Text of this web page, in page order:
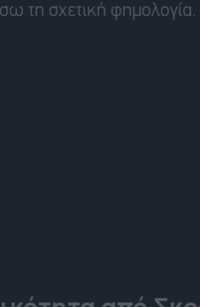
τη σχετική φημολογία.